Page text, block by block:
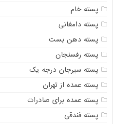
پسته خام
پسته دامغانی
پسته دهن بست
پسته رفسنجان
پسته سیرجان درجه یک
پسته عمده از تهران
پسته عمده برای صادرات
پسته فندقی